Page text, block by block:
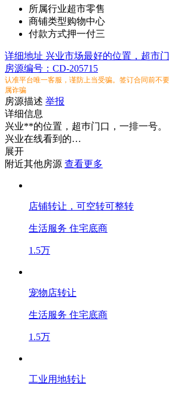
所属行业超市零售
商铺类型购物中心
付款方式押一付三
详细地址 兴业市场最好的位置，超市
房源编号：CD-205715
认准平台唯一客服，谨防上当受骗。签订合同前不
属诈骗
房源描述 举报
详细信息
兴业**的位置，超巿门口，一排一号
兴业在线看到的…
展开
附近其他房源 查看更多
店铺转让，可空转可整转
生活服务 住宅底商
1.5万
宠物店转让
生活服务 住宅底商
1.5万
工业用地转让